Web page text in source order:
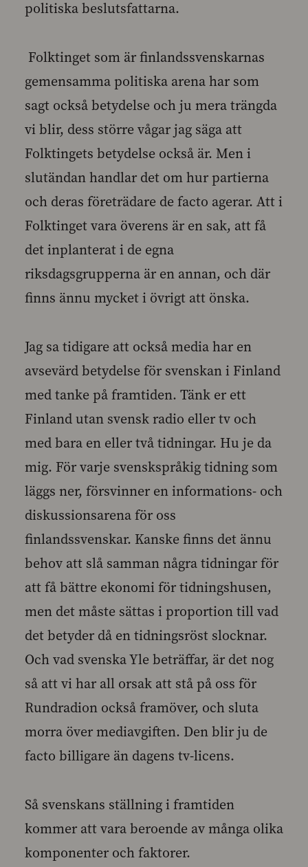
politiska beslutsfattarna.
Folktinget som är finlandssvenskarnas
gemensamma politiska arena har som
sagt också betydelse och ju mera trängda
vi blir, dess större vågar jag säga att
Folktingets betydelse också är. Men i
slutändan handlar det om hur partierna
och deras företrädare de facto agerar. Att i
Folktinget vara överens är en sak, att få
det inplanterat i de egna
riksdagsgrupperna är en annan, och där
finns ännu mycket i övrigt att önska.
Jag sa tidigare att också media har en
avsevärd betydelse för svenskan i Finland
med tanke på framtiden. Tänk er ett
Finland utan svensk radio eller tv och
med bara en eller två tidningar. Hu je da
mig. För varje svenskspråkig tidning som
läggs ner, försvinner en informations- och
diskussionsarena för oss
finlandssvenskar. Kanske finns det ännu
behov att slå samman några tidningar för
att få bättre ekonomi för tidningshusen,
men det måste sättas i proportion till vad
det betyder då en tidningsröst slocknar.
Och vad svenska Yle beträffar, är det nog
så att vi har all orsak att stå på oss för
Rundradion också framöver, och sluta
morra över mediavgiften. Den blir ju de
facto billigare än dagens tv-licens.
Så svenskans ställning i framtiden
kommer att vara beroende av många olika
komponenter och faktorer.